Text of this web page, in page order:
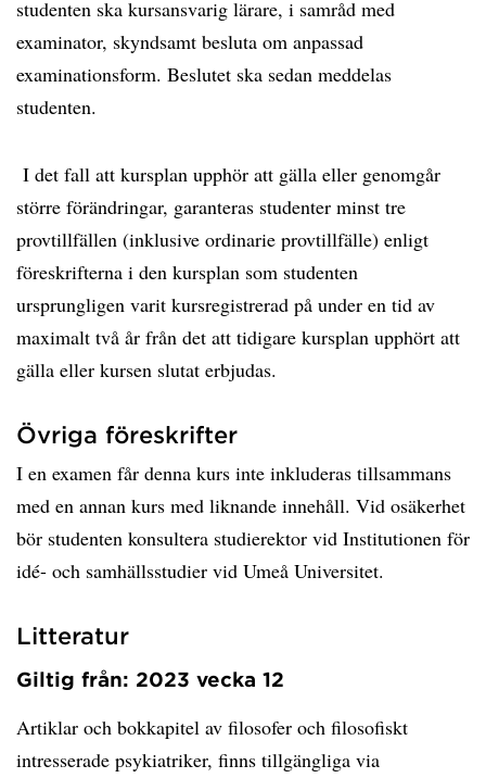
studenten ska kursansvarig lärare, i samråd med
examinator, skyndsamt besluta om anpassad
examinationsform. Beslutet ska sedan meddelas
studenten.
I det fall att kursplan upphör att gälla eller genomgår
större förändringar, garanteras studenter minst tre
provtillfällen (inklusive ordinarie provtillfälle) enligt
föreskrifterna i den kursplan som studenten
ursprungligen varit kursregistrerad på under en tid av
maximalt två år från det att tidigare kursplan upphört att
gälla eller kursen slutat erbjudas.
Övriga föreskrifter
I en examen får denna kurs inte inkluderas tillsammans
med en annan kurs med liknande innehåll. Vid osäkerhet
bör studenten konsultera studierektor vid Institutionen för
idé- och samhällsstudier vid Umeå Universitet.
Litteratur
Giltig från: 2023 vecka 12
Artiklar och bokkapitel av filosofer och filosofiskt
intresserade psykiatriker, finns tillgängliga via